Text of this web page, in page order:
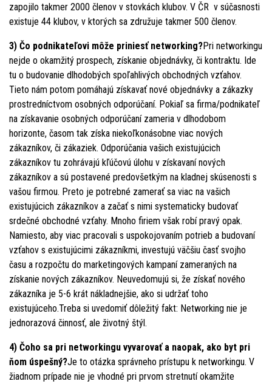
zapojilo takmer 2000 členov v stovkách klubov. V ČR v súčasnosti
existuje 44 klubov, v ktorých sa združuje takmer 500 členov.
3) Čo podnikateľovi môže priniesť networking?Pri networkingu
nejde o okamžitý prospech, získanie objednávky, či kontraktu. Ide
tu o budovanie dlhodobých spoľahlivých obchodných vzťahov.
Tieto nám potom pomáhajú získavať nové objednávky a zákazky
prostredníctvom osobných odporúčaní. Pokiaľ sa firma/podnikateľ
na získavanie osobných odporúčaní zameria v dlhodobom
horizonte, časom tak získa niekoľkonásobne viac nových
zákazníkov, či zákaziek. Odporúčania vašich existujúcich
zákazníkov tu zohrávajú kľúčovú úlohu v získavaní nových
zákazníkov a sú postavené predovšetkým na kladnej skúsenosti s
vašou firmou. Preto je potrebné zamerať sa viac na vašich
existujúcich zákazníkov a začať s nimi systematicky budovať
srdečné obchodné vzťahy. Mnoho firiem však robí pravý opak.
Namiesto, aby viac pracovali s uspokojovaním potrieb a budovaní
vzťahov s existujúcimi zákazníkmi, investujú väčšiu časť svojho
času a rozpočtu do marketingových kampaní zameraných na
získanie nových zákazníkov. Neuvedomujú si, že získať nového
zákazníka je 5-6 krát nákladnejšie, ako si udržať toho
existujúceho.Treba si uvedomiť dôležitý fakt: Networking nie je
jednorazová činnosť, ale životný štýl.
4) Čoho sa pri networkingu vyvarovať a naopak, ako byt pri
ňom úspešný?Je to otázka správneho prístupu k networkingu. V
žiadnom prípade nie je vhodné pri prvom stretnutí okamžite